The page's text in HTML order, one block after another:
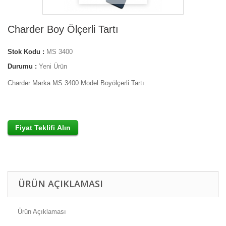
Charder Boy Ölçerli Tartı
Stok Kodu : MS 3400
Durumu : Yeni Ürün
Charder Marka MS 3400 Model Boyölçerli Tartı.
ÜRÜN AÇIKLAMASI
Ürün Açıklaması